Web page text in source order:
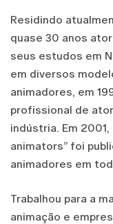
Residindo
quase 30 anos
seus estudos em
em diversos
animadores, em
profissional de
indústria. Em
animators” foi
animadores em
Trabalhou para a
animação e